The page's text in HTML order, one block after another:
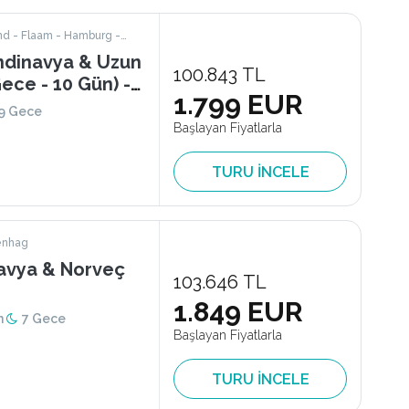
- 10 Gün) -
Gece
100.843 TL
1.799 EUR
Başlayan Fiyatlarla
TURU İNCELE
& Norveç
7 Gece
103.646 TL
1.849 EUR
Başlayan Fiyatlarla
TURU İNCELE